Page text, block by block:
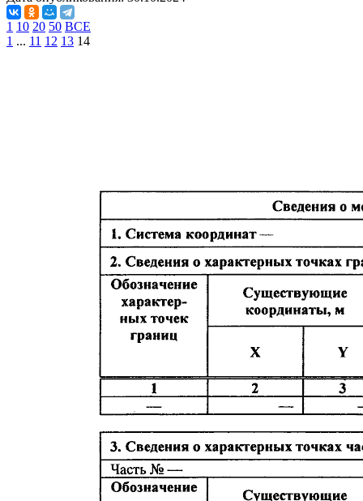
1 10 20 50 ВСЕ
1 ... 11 12 13 14